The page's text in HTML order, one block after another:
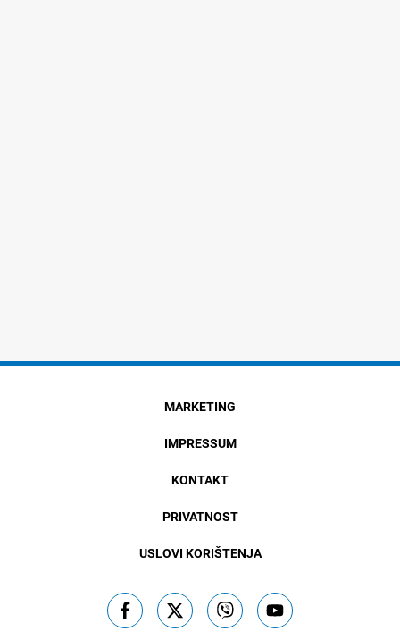
MARKETING
IMPRESSUM
KONTAKT
PRIVATNOST
USLOVI KORIŠTENJA